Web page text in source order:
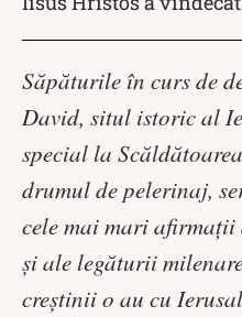
Săpăturile în curs de
David, situl istoric al
special la
drumul de pelerinaj,
cele mai mari
și ale legăturii
creștinii o au cu